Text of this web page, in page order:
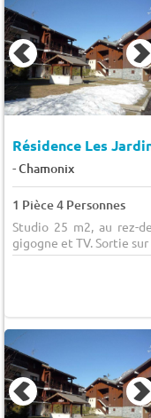
Résidence Les
-Chamonix
1 Pièce 4 Personnes
Studio 25 m2, au rez-
gigogne et TV. Sortie sur